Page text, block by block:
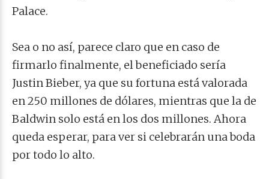
Palace.
Sea o no así, parece claro que en caso de
firmarlo finalmente, el beneficiado sería
Justin Bieber, ya que su fortuna está valorada
en 250 millones de dólares, mientras que la de
Baldwin solo está en los dos millones. Ahora
queda esperar, para ver si celebrarán una boda
por todo lo alto.